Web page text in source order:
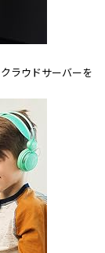
ラウドサーバーを